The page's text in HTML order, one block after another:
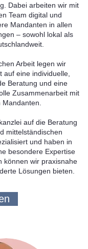
Dabei arbeiten wir mit
Team digital und
Mandanten in allen
– sowohl lokal als
Arbeit legen wir
auf eine individuelle,
Beratung und eine
Zusammenarbeit mit
auf die Beratung
mittelständischen
und haben in
besondere Expertise
können wir praxisnahe
Lösungen bieten.